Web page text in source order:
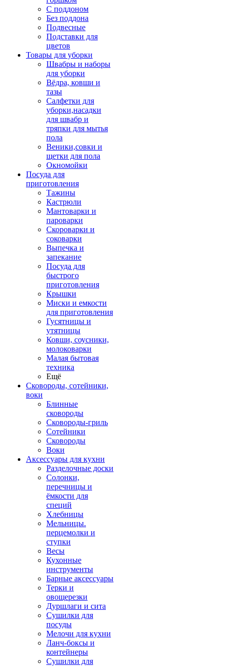
С поддоном
Без поддона
Подвесные
Подставки для
цветов
Товары для уборки
Швабры и наборы
для уборки
Вёдра, ковши и
тазы
Салфетки для
уборки,насадки
для швабр и
тряпки для мытья
пола
Веники,совки и
щетки для пола
Окномойки
Посуда для
приготовления
Тажины
Кастрюли
Мантоварки и
пароварки
Скороварки и
соковарки
Выпечка и
запекание
Посуда для
быстрого
приготовления
Крышки
Миски и емкости
для приготовления
Гусятницы и
утятницы
Ковши, соусники,
молоковарки
Малая бытовая
техника
Ещё
Сковороды, сотейники,
воки
Блинные
сковороды
Сковороды-гриль
Сотейники
Сковороды
Воки
Аксессуары для кухни
Разделочные доски
Солонки,
перечницы и
ёмкости для
специй
Хлебницы
Мельницы.
перцемолки и
ступки
Весы
Кухонные
инструменты
Барные аксессуары
Терки и
овощерезки
Дуршлаги и сита
Сушилки для
посуды
Мелочи для кухни
Ланч-боксы и
контейнеры
Сушилки для